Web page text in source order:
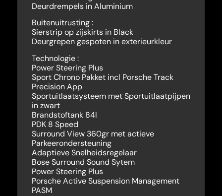
Deurdrempels in Aluminium
Buitenuitrusting :
Sierstrip op zijskirts in Black
Deurgrepen gespoten in exterieurkleur
Technologie :
Power Steering Plus
Sport Chrono Pakket incl Porsche Track
Precision App
Sportuitlaatsysteem met Sportuitlaatpijpen
in zwart
Brandstoftank 84l
PDK 8 Speed
Surround View 360gr met actieve
Parkeerondersteuning
Adaptieve Snelheidsregelaar
Bose Surround Sound Sytem
Power Steering Plus
Porsche Active Suspension Management
PASM